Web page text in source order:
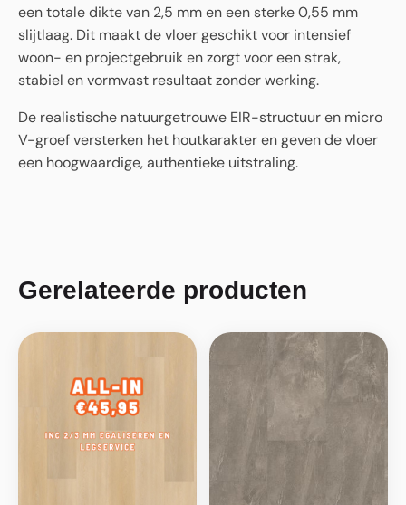
een totale dikte van 2,5 mm en een sterke 0,55 mm
slijtlaag. Dit maakt de vloer geschikt voor intensief
woon- en projectgebruik en zorgt voor een strak,
stabiel en vormvast resultaat zonder werking.
De realistische natuurgetrouwe EIR-structuur en micro
V-groef versterken het houtkarakter en geven de vloer
een hoogwaardige, authentieke uitstraling.
Gerelateerde producten